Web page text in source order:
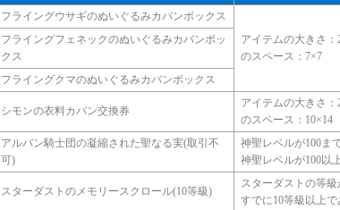
フライングウサギのぬいぐるみカバンボックス
アイテムの大きさ：
のスペース：7×7
フライングフェネックのぬいぐるみカバンボッ
クス
フライングクマのぬいぐるみカバンボックス
シモンの衣料カバン交換券
アイテムの大きさ：
のスペース：10×14
アルバン騎士団の凝縮された聖なる実(取引不
可)
神聖レベルが100ま
神聖レベルが100以
スターダストのメモリースクロール(10等級)
スターダストの等
すでに10等級以上